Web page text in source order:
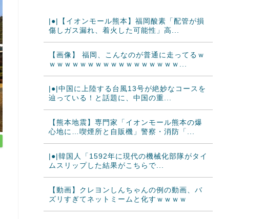
|●|【イオンモール熊本】福岡酸素「配管が損
傷しガス漏れ、着火した可能性」高...
【画像】 福岡、こんなのが普通に走ってるｗ
ｗｗｗｗｗｗｗｗｗｗｗｗｗｗｗｗｗ...
|●|中国に上陸する台風13号が絶妙なコースを
辿っている！と話題に、中国の重...
【熊本地震】専門家「イオンモール熊本の爆
心地に…喫煙所と自販機」警察・消防「...
|●|韓国人「1592年に現代の機械化部隊がタイ
ムスリップした結果がこちらで...
【動画】クレヨンしんちゃんの例の動画、バ
ズリすぎてネットミームと化すｗｗｗｗ